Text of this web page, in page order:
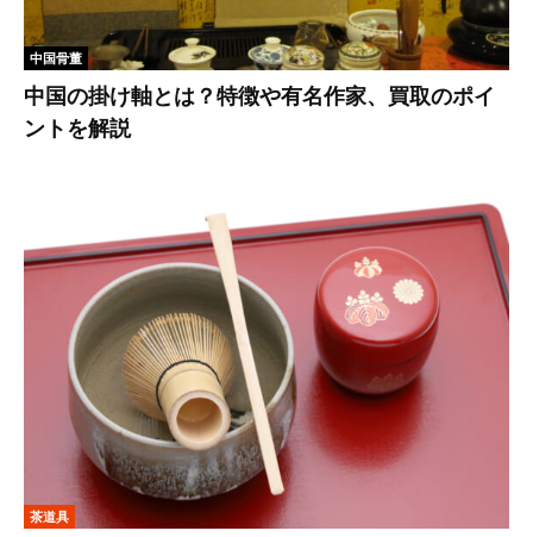
中国骨董
中国の掛け軸とは？特徴や有名作家、買取のポイ
ントを解説
茶道具